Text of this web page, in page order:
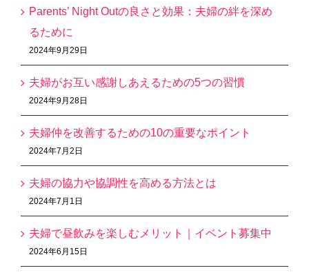
Parents’ Night Outの良さと効果：夫婦の絆を深め
るために
2024年9月29日
夫婦がお互い感謝しあえるための5つの習慣
2024年9月28日
夫婦仲を改善するための10の重要なポイント
2024年7月2日
夫婦の協力や協調性を高める方法とは
2024年7月1日
夫婦で昼飲みを楽しむメリット｜イベント募集中
2024年6月15日